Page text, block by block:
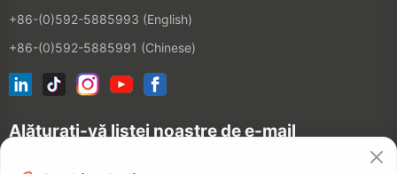
+86-(0)592-5885993 (English)
+86-(0)592-5885991 (Chinese)
Alăturați-vă listei noastre de e-mail